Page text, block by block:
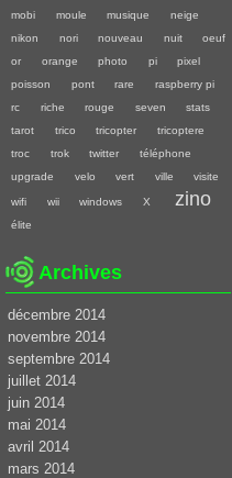
mobi
moule musique
neige
nikon
nori nouveau nuit
oeuf
or
orange photo pi
pixel
poisson
pont rare
raspberry pi
rc
riche rouge seven
stats
tarot
trico tricopter
tricoptere
troc
trok twitter
téléphone
upgrade
velo vert ville visite
wifi wii windows X zino
élite
Archives
décembre 2014
novembre 2014
septembre 2014
juillet 2014
juin 2014
mai 2014
avril 2014
mars 2014